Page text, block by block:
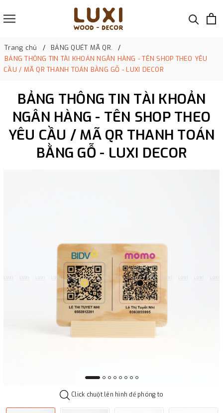
Trang chủ
BẢNG QUÉT MÃ QR.
BẢNG THÔNG TIN TÀI KHOẢN NGÂN HÀNG - TÊN SHOP THEO YÊU
CẦU / MÃ QR THANH TOÁN BẰNG GỖ - LUXI DECOR
BẢNG THÔNG TIN TÀI KHOẢN
NGÂN HÀNG - TÊN SHOP THEO
YÊU CẦU / MÃ QR THANH TOÁN
BẰNG GỖ - LUXI DECOR
Click chuột lên hình để phóng to